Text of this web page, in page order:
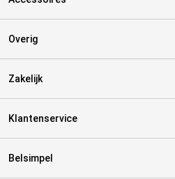
Overig
Zakelijk
Klantenservice
Belsimpel